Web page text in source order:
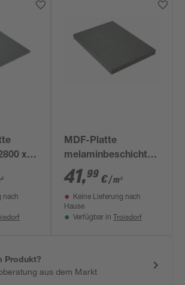
x
nach
MDF-Platte
melaminbeschichtet
2800 x 2070 x 19 mm
41,99 €/ m²
Keine Lieferung nach
Hause
Verfügbar in Troisdorf
Produkt?
aus dem Markt